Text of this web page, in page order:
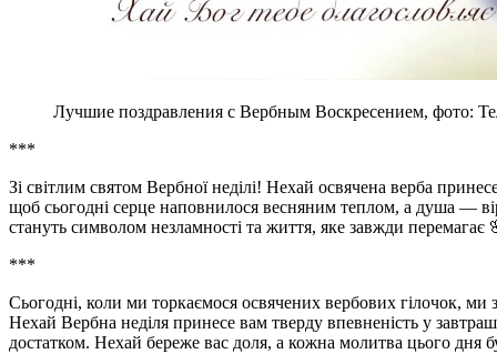
Лучшие поздравления с Вербным Воскресением, фото:
***
Зі світлим святом Вербної неділі! Нехай освячена верба
щоб сьогодні серце наповнилося весняним теплом, а душа —
стануть символом незламності та життя, яке завжди перемагає
***
Сьогодні, коли ми торкаємося освячених вербових гілочок,
Нехай Вербна неділя принесе вам тверду впевненість у
достатком. Нехай береже вас доля, а кожна молитва цього дня